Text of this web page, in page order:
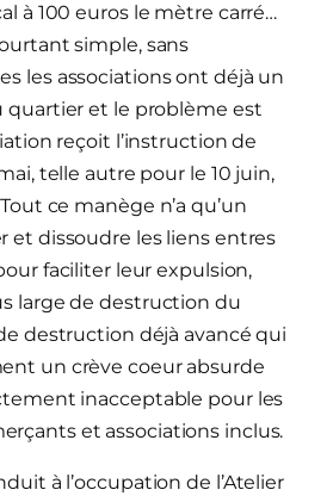
à 100 euros le mètre carré…
simple, sans
les associations ont déjà un
quartier et le problème est
reçoit l’instruction de
telle autre pour le 10 juin,
ce manège n’a qu’un
et dissoudre les liens entres
faciliter leur expulsion,
large de destruction du
destruction déjà avancé qui
un crève coeur absurde
inacceptable pour les
et associations inclus.
à l’occupation de l’Atelier